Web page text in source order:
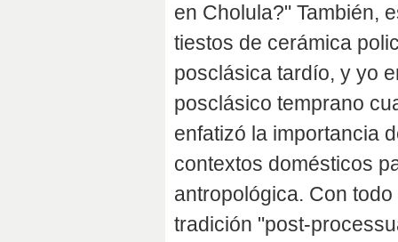
en Cholula?" También,
tiestos de cerámica
posclásica tardío, y yo
posclásico temprano
enfatizó la importancia
contextos domésticos
antropológica. Con
tradición "post-